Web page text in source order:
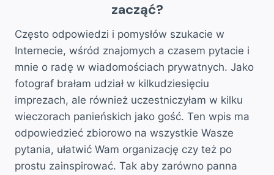
zacząć?
Często odpowiedzi i pomysłów szukacie w
Internecie, wśród znajomych a czasem pytacie i
mnie o radę w wiadomościach prywatnych. Jako
fotograf brałam udział w kilkudziesięciu
imprezach, ale również uczestniczyłam w kilku
wieczorach panieńskich jako gość. Ten wpis ma
odpowiedzieć zbiorowo na wszystkie Wasze
pytania, ułatwić Wam organizację czy też po
prostu zainspirować. Tak aby zarówno panna